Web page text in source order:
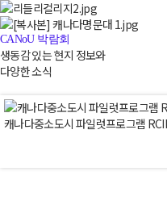
CANoU 박람회
생동감 있는 현지 정보와
다양한 소식
캐나다중소도시 파일럿프로그램